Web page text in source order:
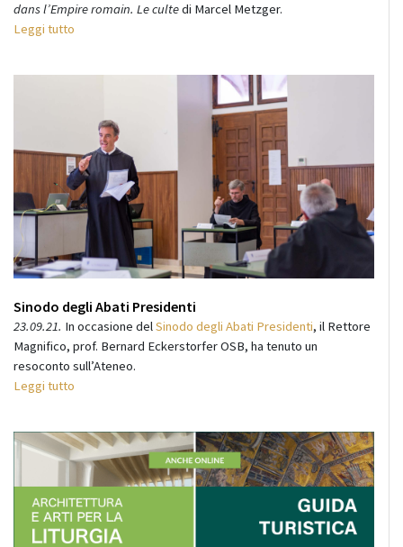
dans l’Empire romain. Le cultedi Marcel Metzger.
Leggi tutto
Sinodo degli Abati Presidenti
23.09.21. In occasione del Sinodo degli Abati Presidenti, il Rettore
Magnifico, prof. Bernard Eckerstorfer OSB, ha tenuto un
resoconto sull’Ateneo.
Leggi tutto